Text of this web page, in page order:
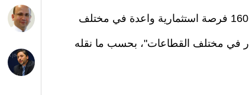
يعقد على مدى يومين في العاصمة بغداد ويتضمن عرض أكثر من 160 فرصة استثمارية واعدة في مختلف
عن فرص استثمارية بحجم 450 مليار دولار في مختلف القطاعات"، بحسب ما نقله